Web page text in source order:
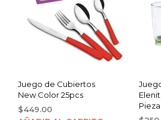
Juego de Cubiertos
New Color 25pcs
$449.00